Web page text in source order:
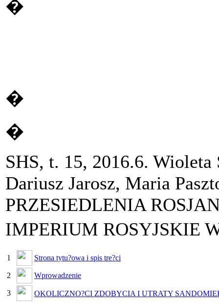
�
�
�
SHS, t. 15, 2016.6.
Dariusz Jarosz, Maria
PRZESIEDLENIA
IMPERIUM ROSYJSKIE
1 Strona tytu?owa i spis tre?ci
2 Wprowadzenie
3 OKOLICZNO?CI ZDOBYCIA I UTRATY